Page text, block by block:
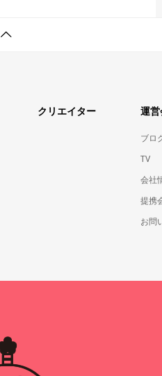
クリエイター 運
ブロ
TV
会社
提携
お問